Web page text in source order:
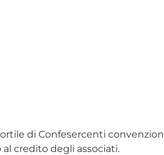
di Confesercenti
al credito degli associati.